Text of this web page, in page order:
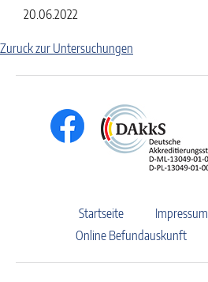
20.06.2022
Zuruck zur Untersuchungen
Startseite Impressum
Online Befundauskunft